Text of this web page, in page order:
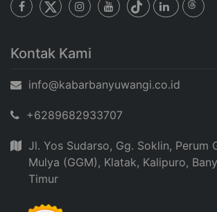
Kontak Kami
info@kabarbanyuwangi.co.id
+6289682933707
Jl. Yos Sudarso, Gg. Soklin, Perum
Mulya (GGM), Klatak, Kalipuro,
Timur